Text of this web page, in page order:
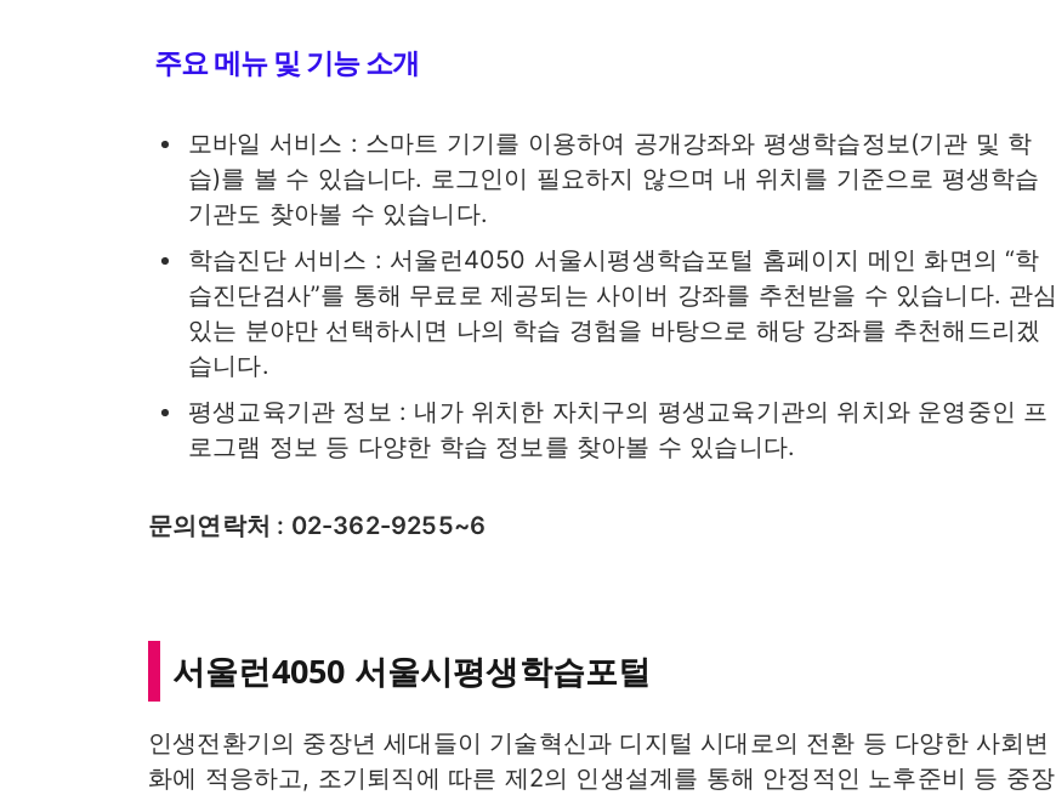
주요 메뉴 및 기능 소개
모바일 서비스 : 스마트 기기를 이용하여 공개강좌와 평생학습정보(기관 및 학
습)를 볼 수 있습니다. 로그인이 필요하지 않으며 내 위치를 기준으로 평생학습
기관도 찾아볼 수 있습니다.
학습진단 서비스 : 서울런4050 서울시평생학습포털 홈페이지 메인 화면의 “학
습진단검사”를 통해 무료로 제공되는 사이버 강좌를 추천받을 수 있습니다. 관심
있는 분야만 선택하시면 나의 학습 경험을 바탕으로 해당 강좌를 추천해드리겠
습니다.
평생교육기관 정보 : 내가 위치한 자치구의 평생교육기관의 위치와 운영중인 프
로그램 정보 등 다양한 학습 정보를 찾아볼 수 있습니다.
문의연락처 : 02-362-9255~6
서울런4050 서울시평생학습포털
인생전환기의 중장년 세대들이 기술혁신과 디지털 시대로의 전환 등 다양한 사회변
화에 적응하고, 조기퇴직에 따른 제2의 인생설계를 통해 안정적인 노후준비 등 중장